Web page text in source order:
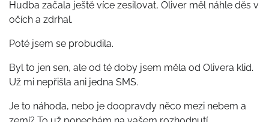
Hudba začala ještě více zesilovat, Oliver měl náhle děs v
očích a zdrhal.
Poté jsem se probudila.
Byl to jen sen, ale od té doby jsem měla od Olivera klid.
Už mi nepřišla ani jedna SMS.
Je to náhoda, nebo je doopravdy něco mezi nebem a